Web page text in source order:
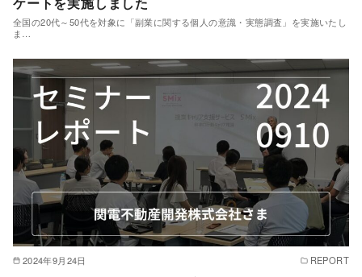
全国の20代～50代を対象に「副業に関する個人の意識・実態調査」を実施いたし
ま…
2024年9月24日 REPORT